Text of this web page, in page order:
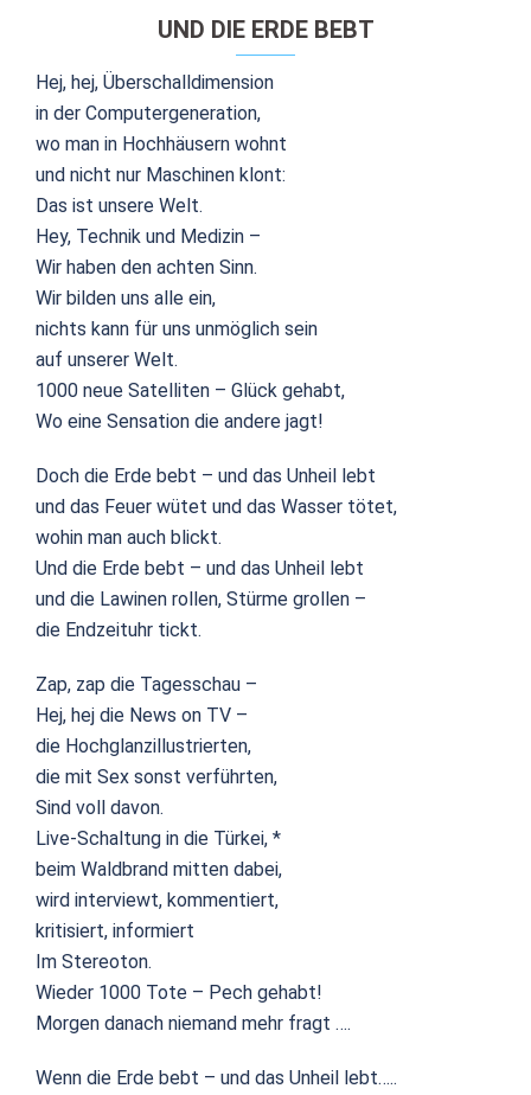
UND DIE ERDE BEBT
Hej, hej, Überschalldimension
in der Computergeneration,
wo man in Hochhäusern wohnt
und nicht nur Maschinen klont:
Das ist unsere Welt.
Hey, Technik und Medizin –
Wir haben den achten Sinn.
Wir bilden uns alle ein,
nichts kann für uns unmöglich sein
auf unserer Welt.
1000 neue Satelliten – Glück gehabt,
Wo eine Sensation die andere jagt!
Doch die Erde bebt – und das Unheil lebt
und das Feuer wütet und das Wasser tötet,
wohin man auch blickt.
Und die Erde bebt – und das Unheil lebt
und die Lawinen rollen, Stürme grollen –
die Endzeituhr tickt.
Zap, zap die Tagesschau –
Hej, hej die News on TV –
die Hochglanzillustrierten,
die mit Sex sonst verführten,
Sind voll davon.
Live-Schaltung in die Türkei, *
beim Waldbrand mitten dabei,
wird interviewt, kommentiert,
kritisiert, informiert
Im Stereoton.
Wieder 1000 Tote – Pech gehabt!
Morgen danach niemand mehr fragt ….
Wenn die Erde bebt – und das Unheil lebt…..